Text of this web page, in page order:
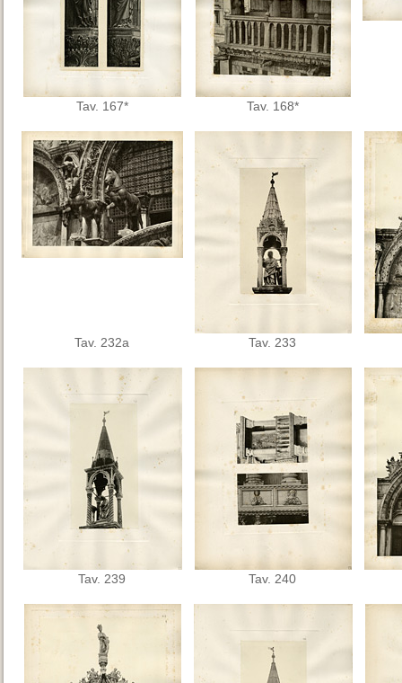
Tav. 167* Tav. 168*
Tav. 232a Tav. 233
Tav. 239 Tav. 240